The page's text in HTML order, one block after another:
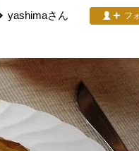
yashimaさん フ